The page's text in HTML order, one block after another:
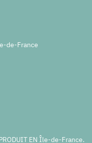
de-France
EN Île-de-France.